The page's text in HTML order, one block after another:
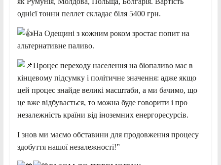
однієї тонни пеллет складає біля 5400 грн.
На Одещині з кожним роком зростає попит на
альтернативне паливо.
Процес переходу населення на біопаливо має в
кінцевому підсумку і політичне значення: адже якщо
цей процес знайде великі масштаби, а ми бачимо, що
це вже відбувається, то можна буде говорити і про
незалежність країни від іноземних енергоресурсів.
І знов ми маємо обставини для продовження процесу
здобуття нашої незалежності!”